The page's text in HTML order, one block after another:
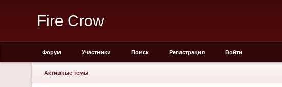
Fire Crow
Форум Участники Поиск Регистрация Войти
Активные темы